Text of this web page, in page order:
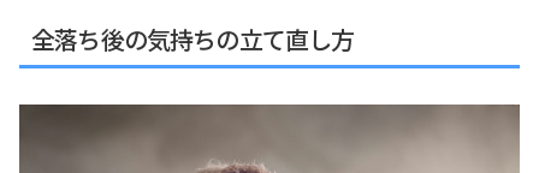
全落ち後の気持ちの立て直し方